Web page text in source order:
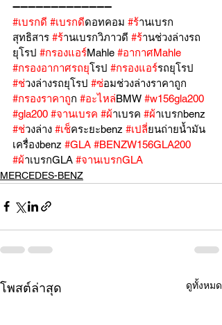
➖➖➖➖➖➖➖➖➖➖➖➖➖
#เบรกด #เบรกดีดอทคอม #ร้านเบรก
สุทธิสาร #ร้านเบรกวิภาวดี #ร้านช่วงล่างรถ
ยุโรป #กรองแอร์Mahle #อากาศMahle
#กรองอากาศรถยุโรป #กรองแอร์รถยุโรป
#ช่วงล่างรถยุโรป #ซ่อมช่วงล่างราคาถูก
#กรองราคาถูก #อะไหล่BMW #w156gla200
#gla200 #จานเบรค #ผ้าเบรค #ผ้าเบรกbenz
#ช่วงล่าง #เช็คระยะbenz #เปลี่ยนถ่ายน้ำมัน
เครื่องbenz #GLA #BENZW156GLA200
#ผ้าเบรกGLA #จานเบรกGLA
MERCEDES-BENZ
โพสต์ล่าสุด ดูทั้งหมด